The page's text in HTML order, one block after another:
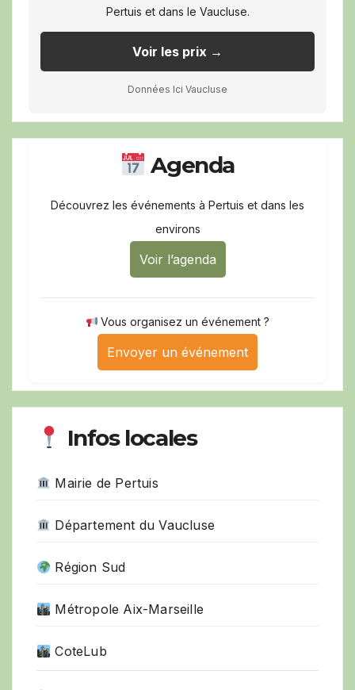
Pertuis et dans le Vaucluse.
Voir les prix →
Données Ici Vaucluse
Agenda
Découvrez les événements à Pertuis et dans les
environs
Voir l’agenda
Vous organisez un événement ?
Envoyer un événement
Infos locales
Mairie de Pertuis
Département du Vaucluse
Région Sud
Métropole Aix-Marseille
CoteLub